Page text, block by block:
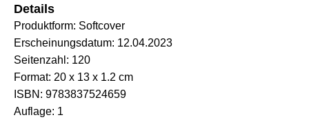
des deutschen Fernsehens auf Raumschiff Enterprise
war? Und Star Wars auch nicht der Auslöser für den
ersten Star Trek-Kinofilm? Trekkies aufgepasst, hier gibt
es was zum intergalaktisch Staunen!
Details
Produktform: Softcover
Erscheinungsdatum: 12.04.2023
Seitenzahl: 120
Format: 20 x 13 x 1.2 cm
ISBN: 9783837524659
Auflage: 1